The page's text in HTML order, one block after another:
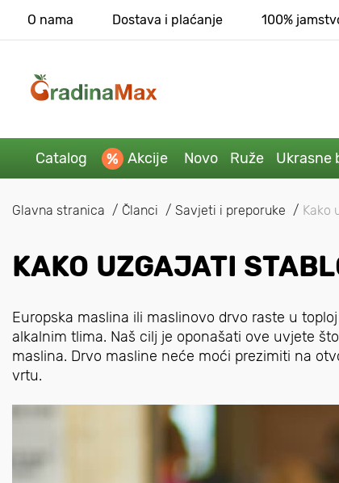
O nama Dostava i plaćanje 100%
Catalog Akcije Novo Ruže Ukrasne
Glavna stranica Članci Savjeti i preporuke Kako
KAKO UZGAJATI
Europska maslina ili maslinovo drvo raste u
alkalnim tlima. Naš cilj je oponašati ove uvjete
maslina. Drvo masline neće moći prezimiti na
vrtu.